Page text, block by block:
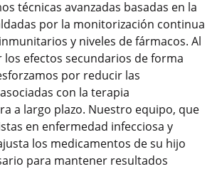
técnicas avanzadas basadas en la
por la monitorización continua
y niveles de fármacos. Al
efectos secundarios de forma
por reducir las
con la terapia
a largo plazo. Nuestro equipo, que
en enfermedad infecciosa y
los medicamentos de su hijo
para mantener resultados